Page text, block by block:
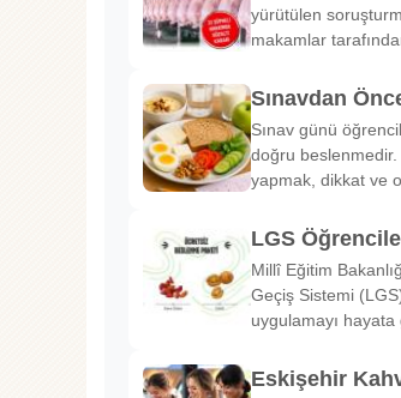
yürütülen
makamlar
Sınavdan
Sınav günü
doğru beslenmedir.
yapmak, dikkat ve
LGS
Millî Eğitim
Geçiş Sistemi
uygulamayı hayata
Eskişehir